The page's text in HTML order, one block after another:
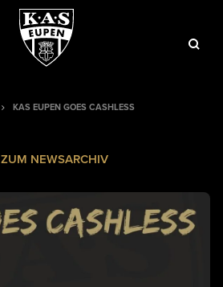
KAS EUPEN GOES CASHLESS
ZUM NEWSARCHIV